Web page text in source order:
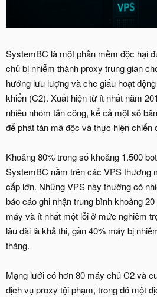
SystemBC là một phần mềm độc hại
chủ bị nhiễm thành proxy trung gian
hướng lưu lượng và che giấu hoạt
khiển (C2). Xuất hiện từ ít nhất năm
nhiều nhóm tấn công, kể cả một số
để phát tán mã độc và thực hiện chiến
Khoảng 80% trong số khoảng 1.500
SystemBC nằm trên các VPS thương
cấp lớn. Những VPS này thường có
báo cáo ghi nhận trung bình khoảng
máy và ít nhất một lỗi ở mức nghiêm
lâu dài là khả thi, gần 40% máy bị
tháng.
Mạng lưới có hơn 80 máy chủ C2 và
dịch vụ proxy tội phạm, trong đó một